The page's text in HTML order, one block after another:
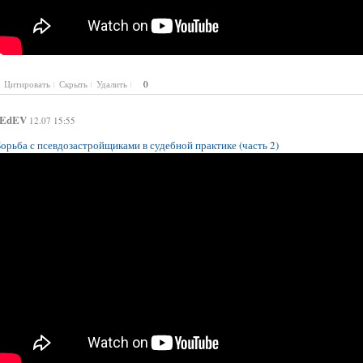
Цитировать Скрыть Удалить 0
12.07 15:55
с псевдозастройщиками в судебной практике (часть 2)